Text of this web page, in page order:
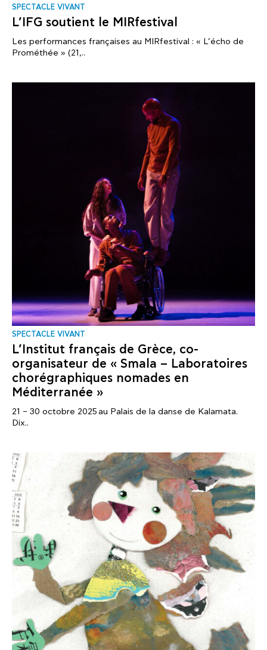
SPECTACLE VIVANT
L’IFG soutient le MIRfestival
Les performances françaises au MIRfestival : « L’écho de
Prométhée » (21,..
SPECTACLE VIVANT
L’Institut français de Grèce, co-
organisateur de « Smala – Laboratoires
chorégraphiques nomades en
Méditerranée »
21 – 30 octobre 2025 au Palais de la danse de Kalamata.
Dix..